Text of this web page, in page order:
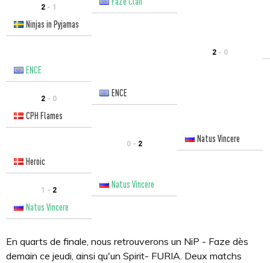
2 - 1
Ninjas in Pyjamas
2 - 0
ENCE
2 - 0
ENCE
CPH Flames
0 - 2
Natus Vincere
Heroic
1 - 2
Natus Vincere
Natus Vincere
En quarts de finale, nous retrouverons un NiP - Faze dès
demain ce jeudi, ainsi qu'un Spirit- FURIA. Deux matchs